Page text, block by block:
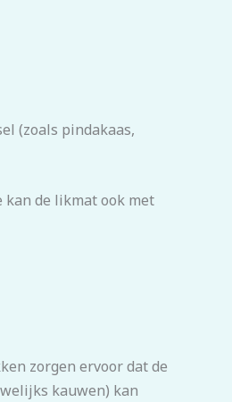
(zoals pindakaas,
de likmat ook met
zorgen ervoor dat de
kauwen) kan